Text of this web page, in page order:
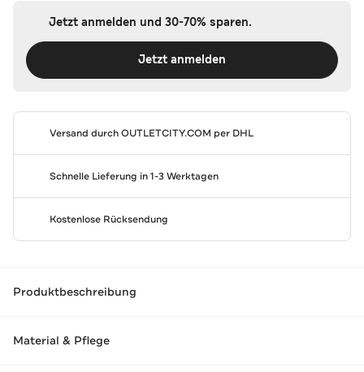
Jetzt anmelden und 30-70% sparen.
Jetzt anmelden
Versand durchOUTLETCITY.COM per DHL
Schnelle Lieferung in 1-3 Werktagen
Kostenlose Rücksendung
Produktbeschreibung
Material & Pflege